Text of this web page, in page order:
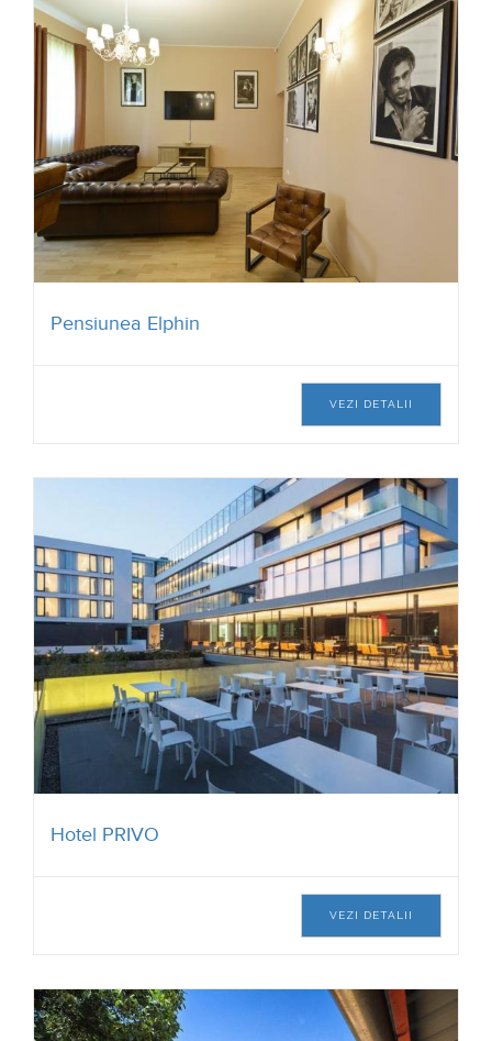
Pensiunea Muresul
VEZI DETALII
Pensiunea Elphin
VEZI DETALII